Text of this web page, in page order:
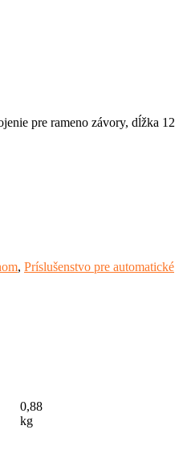
pre rameno závory, dĺžka 12
, Príslušenstvo pre automatické
0,88
kg